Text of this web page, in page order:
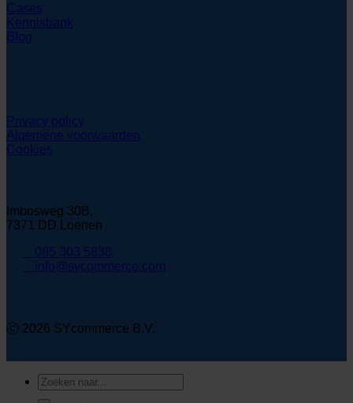
Cases
Kennisbank
Blog
Privacy policy
Algemene voorwaarden
Cookies
Imbosweg 30B,
7371 DD Loenen
085 303 5838
info@sycommerce.com
ⓒ 2026 SYcommerce B.V.
Zoeken
naar: